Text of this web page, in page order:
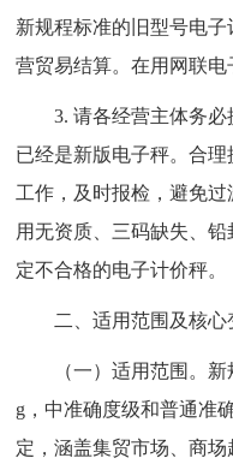
新规程标准的旧型号电
营贸易结算。在用网联电
3. 请各经营主体务
已经是新版电子秤。合
工作，及时报检，避免
用无资质、三码缺失、
定不合格的电子计价秤。
二、适用范围及核心
（一）适用范围。
g，中准确度级和普通准
定，涵盖集贸市场、商